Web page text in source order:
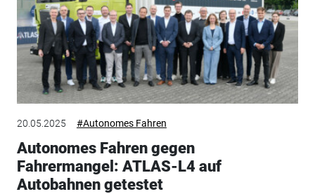
20.05.2025 #Autonomes Fahren
Autonomes Fahren gegen
Fahrermangel: ATLAS-L4 auf
Autobahnen getestet